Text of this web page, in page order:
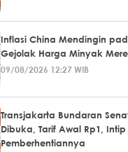
Inflasi China Mendingin
Gejolak Harga Minyak
09/08/2026 12:27 WIB
Transjakarta Bundaran
Dibuka, Tarif Awal Rp1, Intip
Pemberhentiannya